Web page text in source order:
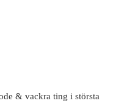
& vackra ting i största